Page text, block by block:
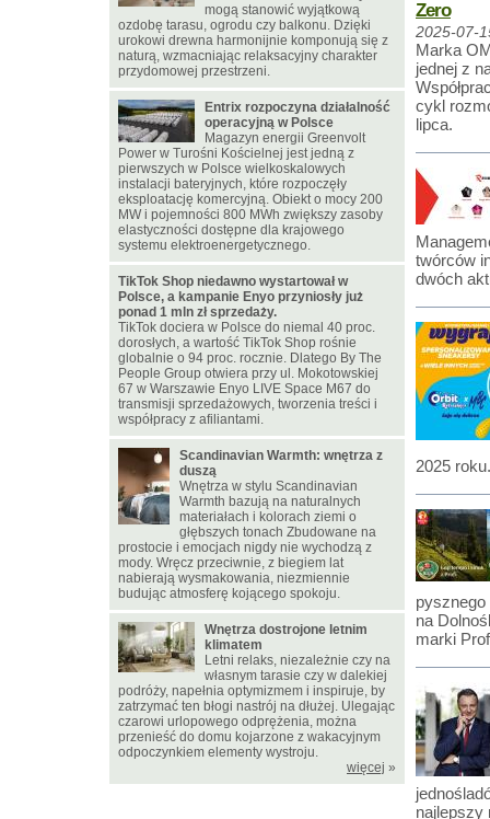
Zero
2025-07-
Marka
jednej z
cykl
lipca.
twórców
dwóch
2025 roku.
na
marki
najlepszy
mogą stanowić wyjątkową
ozdobę tarasu, ogrodu czy balkonu. Dzięki
urokowi drewna harmonijnie komponują się z
naturą, wzmacniając relaksacyjny charakter
przydomowej przestrzeni.
Entrix rozpoczyna działalność
operacyjną w Polsce
Magazyn energii Greenvolt
Power w Turośni Kościelnej jest jedną z
pierwszych w Polsce wielkoskalowych
instalacji bateryjnych, które rozpoczęły
eksploatację komercyjną. Obiekt o mocy 200
MW i pojemności 800 MWh zwiększy zasoby
elastyczności dostępne dla krajowego
systemu elektroenergetycznego.
TikTok Shop niedawno wystartował w
Polsce, a kampanie Enyo przyniosły już
ponad 1 mln zł sprzedaży.
TikTok dociera w Polsce do niemal 40 proc.
dorosłych, a wartość TikTok Shop rośnie
globalnie o 94 proc. rocznie. Dlatego By The
People Group otwiera przy ul. Mokotowskiej
67 w Warszawie Enyo LIVE Space M67 do
transmisji sprzedażowych, tworzenia treści i
współpracy z afiliantami.
Scandinavian Warmth: wnętrza z
duszą
Wnętrza w stylu Scandinavian
Warmth bazują na naturalnych
materiałach i kolorach ziemi o
głębszych tonach Zbudowane na
prostocie i emocjach nigdy nie wychodzą z
mody. Wręcz przeciwnie, z biegiem lat
nabierają wysmakowania, niezmiennie
budując atmosferę kojącego spokoju.
Wnętrza dostrojone letnim
klimatem
Letni relaks, niezależnie czy na
własnym tarasie czy w dalekiej
podróży, napełnia optymizmem i inspiruje, by
zatrzymać ten błogi nastrój na dłużej. Ulegając
czarowi urlopowego odprężenia, można
przenieść do domu kojarzone z wakacyjnym
odpoczynkiem elementy wystroju.
więcej »